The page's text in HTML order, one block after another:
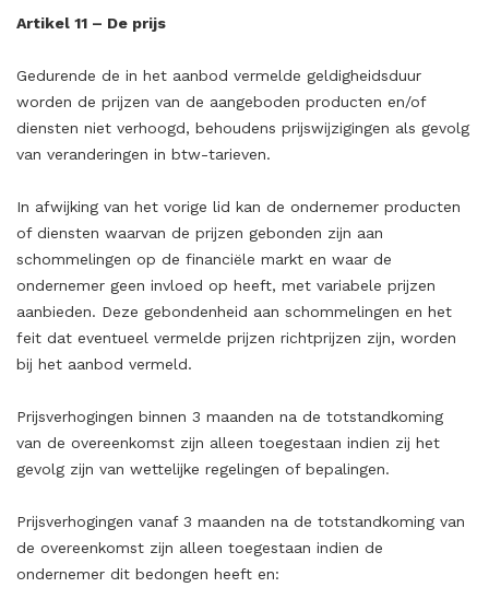
Artikel 11 – De prijs
Gedurende de in het aanbod vermelde geldigheidsduur
worden de prijzen van de aangeboden producten en/of
diensten niet verhoogd, behoudens prijswijzigingen als gevolg
van veranderingen in btw-tarieven.
In afwijking van het vorige lid kan de ondernemer producten
of diensten waarvan de prijzen gebonden zijn aan
schommelingen op de financiële markt en waar de
ondernemer geen invloed op heeft, met variabele prijzen
aanbieden. Deze gebondenheid aan schommelingen en het
feit dat eventueel vermelde prijzen richtprijzen zijn, worden
bij het aanbod vermeld.
Prijsverhogingen binnen 3 maanden na de totstandkoming
van de overeenkomst zijn alleen toegestaan indien zij het
gevolg zijn van wettelijke regelingen of bepalingen.
Prijsverhogingen vanaf 3 maanden na de totstandkoming van
de overeenkomst zijn alleen toegestaan indien de
ondernemer dit bedongen heeft en: